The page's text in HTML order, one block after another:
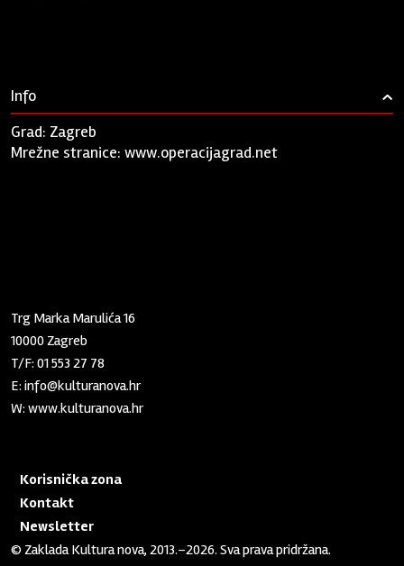
Info ›
Grad: Zagreb
Mrežne stranice:www.operacijagrad.net
Trg Marka Marulića 16
10000 Zagreb
T/F:01 553 27 78
E:info@kulturanova.hr
W:www.kulturanova.hr
Korisnička zona
Kontakt
Newsletter
© Zaklada Kultura nova, 2013.–2026. Sva prava pridržana.